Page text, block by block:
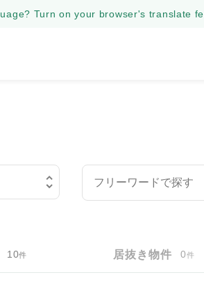
Turn on your browser's translate
10件 居抜き物件 0件